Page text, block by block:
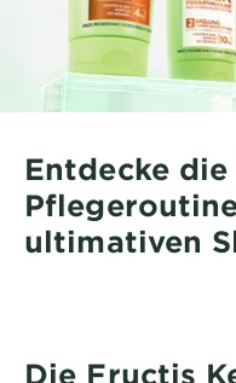
Entdecke
ultimativen
Die Fructis